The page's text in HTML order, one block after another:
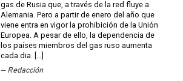
gas de Rusia que, a través de la red fluye a
Alemania. Pero a partir de enero del año que
viene entra en vigor la prohibición de la Unión
Europea. A pesar de ello, la dependencia de
los países miembros del gas ruso aumenta
cada dia. […]
Redacción